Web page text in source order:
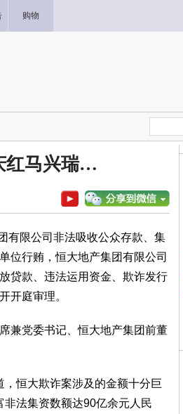
购物
红马兴瑞…
有限公司非法吸收公众存款、集
位行贿，恒大地产集团有限公司
贷款、违法运用资金、欺诈发行
开庭审理。
兼党委书记、恒大地产集团前董
，恒大欺诈案涉及的金额十分巨
非法集资数额达90亿余元人民